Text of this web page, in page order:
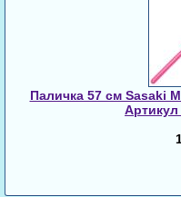
Паличка 57 см Sasaki
Артикул